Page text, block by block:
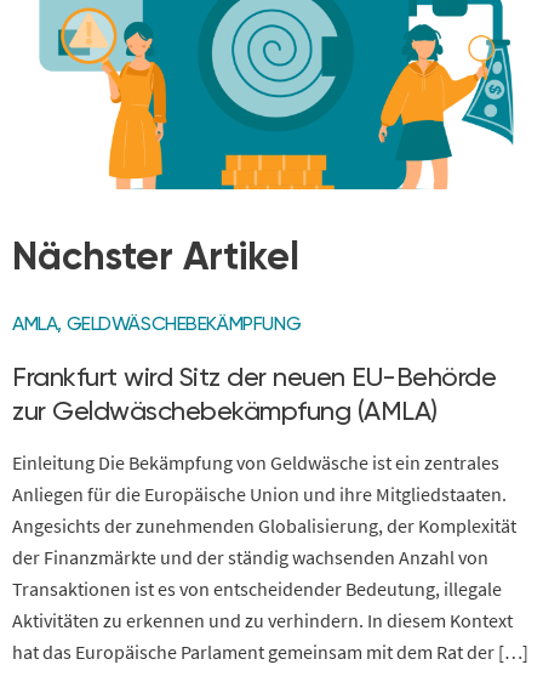
Nächster Artikel
AMLA, GELDWÄSCHEBEKÄMPFUNG
Frankfurt wird Sitz der neuen EU-Behörde
zur Geldwäschebekämpfung (AMLA)
Einleitung Die Bekämpfung von Geldwäsche ist ein zentrales
Anliegen für die Europäische Union und ihre Mitgliedstaaten.
Angesichts der zunehmenden Globalisierung, der Komplexität
der Finanzmärkte und der ständig wachsenden Anzahl von
Transaktionen ist es von entscheidender Bedeutung, illegale
Aktivitäten zu erkennen und zu verhindern. In diesem Kontext
hat das Europäische Parlament gemeinsam mit dem Rat der […]